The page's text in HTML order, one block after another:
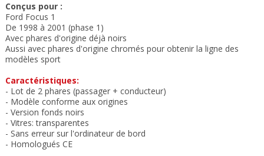
Conçus pour :
Ford Focus 1
De 1998 à 2001 (phase 1)
Avec phares d'origine déjà noirs
Aussi avec phares d'origine chromés pour obtenir la ligne des
modèles sport
Caractéristiques:
- Lot de 2 phares (passager + conducteur)
- Modèle conforme aux origines
- Version fonds noirs
- Vitres: transparentes
- Sans erreur sur l'ordinateur de bord
- Homologués CE